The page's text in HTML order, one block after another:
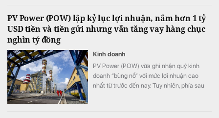
PV Power (POW) lập kỷ lục lợi nhuận, nắm hơn 1 tỷ
USD tiền và tiền gửi nhưng vẫn tăng vay hàng chục
nghìn tỷ đồng
Kinh doanh
PV Power (POW) vừa ghi nhận quý kinh
doanh “bùng nổ” với mức lợi nhuận cao
nhất từ trước đến nay. Tuy nhiên, phía sau